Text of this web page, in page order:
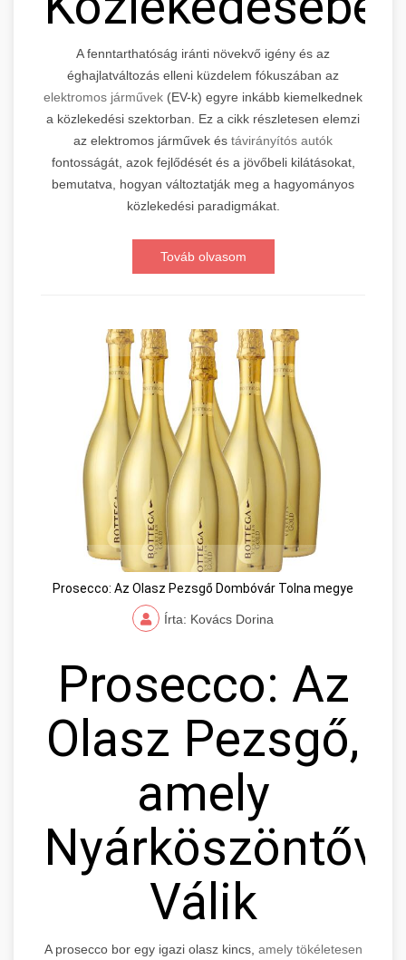
A fenntarthatóság iránti növekvő igény és az
éghajlatváltozás elleni küzdelem fókuszában az
elektromos járművek (EV-k) egyre inkább kiemelkednek
a közlekedési szektorban. Ez a cikk részletesen elemzi
az elektromos járművek és távirányítós autók
fontosságát, azok fejlődését és a jövőbeli kilátásokat,
bemutatva, hogyan változtatják meg a hagyományos
közlekedési paradigmákat.
Továb olvasom
Prosecco: Az Olasz Pezsgő Dombóvár Tolna megye
Írta: Kovács Dorina
Prosecco: Az
Olasz Pezsgő,
amely
Nyárköszöntővé
Válik
A prosecco bor egy igazi olasz kincs, amely tökéletesen